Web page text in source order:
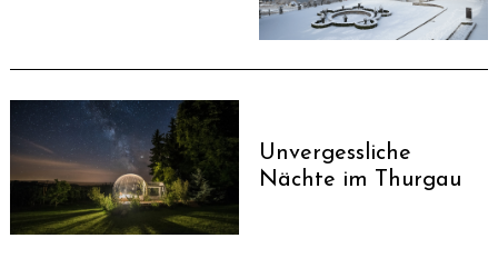
Unvergessliche
Nächte im Thurgau